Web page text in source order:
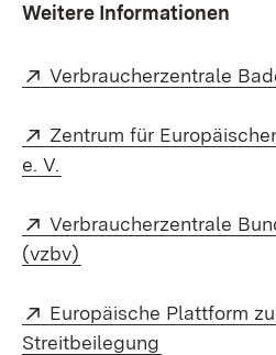
Weitere Informationen
Extern:
Verbraucherzentrale
Extern:
Zentrum für
e. V.
Extern:
Verbraucherzentrale
(vzbv)
Extern:
Europäische Plattform
Streitbeilegung